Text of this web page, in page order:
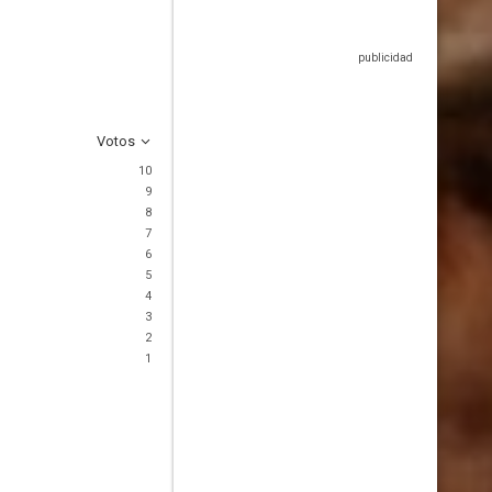
Votos
10
9
8
7
6
5
4
3
2
1